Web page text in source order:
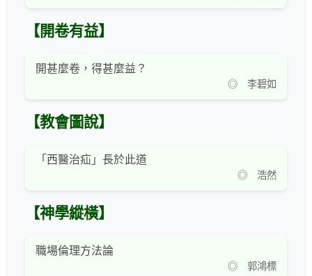
【開卷有益】
開甚麼卷，得甚麼益？
◎ 李碧如
【教會圖說】
「西醫治疝」長於此道
◎ 浩然
【神學縱橫】
職場倫理方法論
◎ 郭鴻標